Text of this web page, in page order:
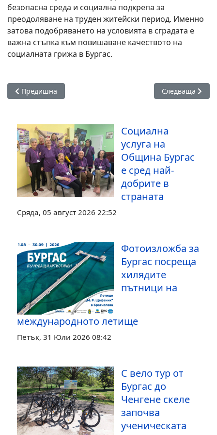
безопасна среда и социална подкрепа за
преодоляване на труден житейски период. Именно
затова подобряването на условията в сградата е
важна стъпка към повишаване качеството на
социалната грижа в Бургас.
Предишна статия: Почистиха с препарати бул.
Предишна Следваща
Следваща
Социална
услуга на
Община Бургас
е сред най-
добрите в
страната
Сряда, 05 август 2026 22:52
Фотоизложба за
Бургас посреща
хилядите
пътници на
международното летище
Петък, 31 Юли 2026 08:42
С вело тур от
Бургас до
Ченгене скеле
започва
ученическата